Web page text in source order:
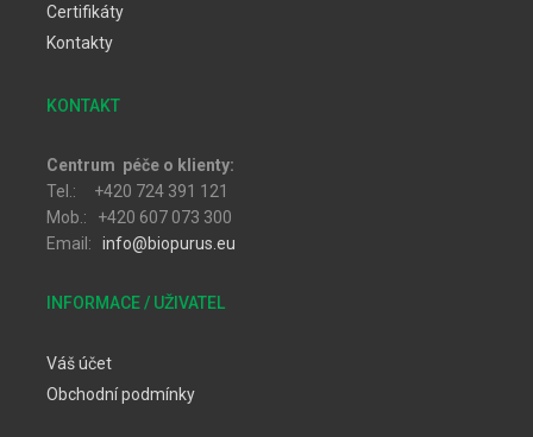
Certifikáty
Kontakty
KONTAKT
Centrum péče o klienty:
Tel.: +420 724 391 121
Mob.: +420 607 073 300
Email: info@biopurus.eu
INFORMACE / UŽIVATEL
Váš účet
Obchodní podmínky